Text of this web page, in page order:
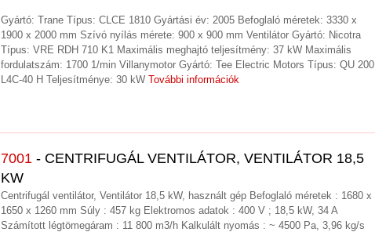
Gyártó: Trane Típus: CLCE 1810 Gyártási év: 2005 Befoglaló méretek: 3330 x
1900 x 2000 mm Szívó nyílás mérete: 900 x 900 mm Ventilátor Gyártó: Nicotra
Típus: VRE RDH 710 K1 Maximális meghajtó teljesítmény: 37 kW Maximális
fordulatszám: 1700 1/min Villanymotor Gyártó: Tee Electric Motors Típus: QU 200
L4C-40 H Teljesítménye: 30 kW További információk
7001 - CENTRIFUGÁL VENTILÁTOR, VENTILÁTOR 18,5
KW
Centrifugál ventilátor, Ventilátor 18,5 kW, használt gép Befoglaló méretek : 1680 x
1650 x 1260 mm Súly : 457 kg Elektromos adatok : 400 V ; 18,5 kW, 34 A
Számított légtömegáram : 11 800 m3/h Kalkulált nyomás : ~ 4500 Pa, 3,96 kg/s